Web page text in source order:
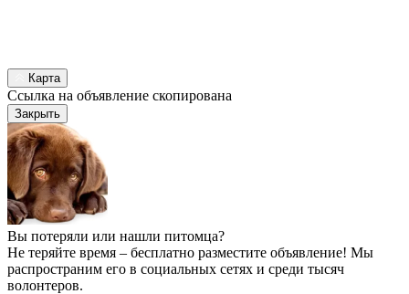
Карта
Ссылка на объявление скопирована
Закрыть
Вы потеряли или нашли питомца?
Не теряйте время – бесплатно разместите объявление! Мы
распространим его в социальных сетях и среди тысяч
волонтеров.